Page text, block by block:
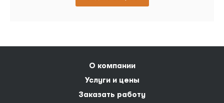
О компании
Услуги и цены
Заказать работу